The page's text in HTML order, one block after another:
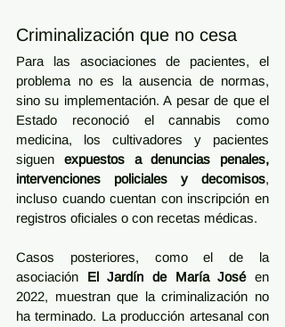
Criminalización que no cesa
Para las asociaciones de pacientes, el
problema no es la ausencia de normas,
sino su implementación. A pesar de que el
Estado reconoció el cannabis como
medicina, los cultivadores y pacientes
siguen expuestos a denuncias penales,
intervenciones policiales y decomisos,
incluso cuando cuentan con inscripción en
registros oficiales o con recetas médicas.
Casos posteriores, como el de la
asociación El Jardín de María José en
2022, muestran que la criminalización no
ha terminado. La producción artesanal con